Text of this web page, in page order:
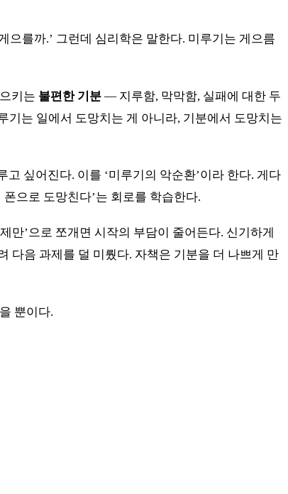
으를까.’ 그런데 심리학은 말한다. 미루기는 게으름
키는 불편한 기분 — 지루함, 막막함, 실패에 대한 두
는 일에서 도망치는 게 아니라, 기분에서 도망치는
싶어진다. 이를 ‘미루기의 악순환’이라 한다. 게다
으로 도망친다’는 회로를 학습한다.
만’으로 쪼개면 시작의 부담이 줄어든다. 신기하게
다음 과제를 덜 미뤘다. 자책은 기분을 더 나쁘게 만
뿐이다.